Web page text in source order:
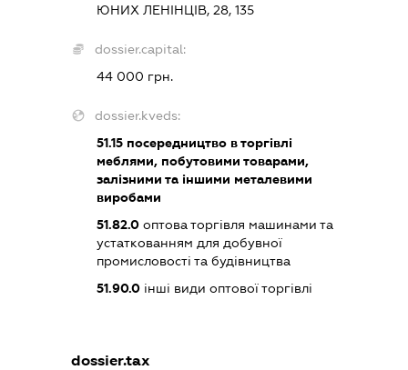
ЮНИХ ЛЕНІНЦІВ, 28, 135
dossier.capital:
44 000 грн.
dossier.kveds:
51.15 посередництво в торгівлі
меблями, побутовими товарами,
залізними та іншими металевими
виробами
51.82.0 оптова торгівля машинами та
устаткованням для добувної
промисловості та будівництва
51.90.0 інші види оптової торгівлі
dossier.tax